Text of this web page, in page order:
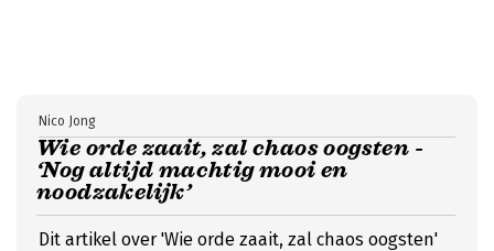
Wie orde zaait, zal chaos oogsten -
‘Nog altijd machtig mooi en
noodzakelijk’
Nico Jong
Dit artikel over 'Wie orde zaait, zal chaos oogsten'